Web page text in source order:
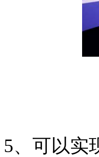
5、可以实